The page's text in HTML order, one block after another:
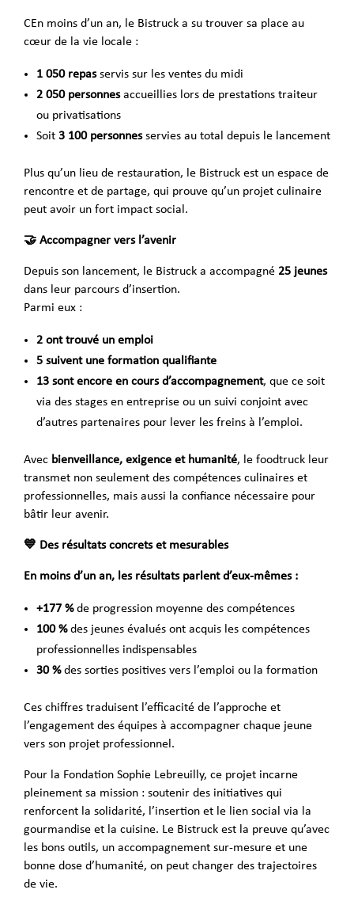
CEn moins d’un an, le Bistruck a su trouver sa place au
cœur de la vie locale :
1 050 repasservis sur les ventes du midi
2 050 personnesaccueillies lors de prestations traiteur
ou privatisations
Soit 3 100 personnesservies au total depuis le lancement
Plus qu’un lieu de restauration, le Bistruck est un espace de
rencontre et de partage, qui prouve qu’un projet culinaire
peut avoir un fort impact social.
🤝 Accompagner vers l’avenir
Depuis son lancement, le Bistruck a accompagné 25 jeunes
dans leur parcours d’insertion.
Parmi eux :
2 ont trouvé un emploi
5 suivent une formation qualifiante
13 sont encore en cours d’accompagnement, que ce soit
via des stages en entreprise ou un suivi conjoint avec
d’autres partenaires pour lever les freins à l’emploi.
Avec bienveillance, exigence et humanité, le foodtruck leur
transmet non seulement des compétences culinaires et
professionnelles, mais aussi la confiance nécessaire pour
bâtir leur avenir.
💙 Des résultats concrets et mesurables
En moins d’un an, les résultats parlent d’eux-mêmes :
+177 %de progression moyenne des compétences
100 %des jeunes évalués ont acquis les compétences
professionnelles indispensables
30 %des sorties positives vers l’emploi ou la formation
Ces chiffres traduisent l’efficacité de l’approche et
l’engagement des équipes à accompagner chaque jeune
vers son projet professionnel.
Pour la Fondation Sophie Lebreuilly, ce projet incarne
pleinement sa mission : soutenir des initiatives qui
renforcent la solidarité, l’insertion et le lien social via la
gourmandise et la cuisine. Le Bistruck est la preuve qu’avec
les bons outils, un accompagnement sur-mesure et une
bonne dose d’humanité, on peut changer des trajectoires
de vie.